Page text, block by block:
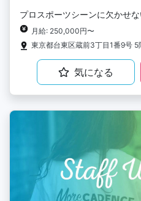
プロスポーツシーンに欠かせ
月給: 250,000円〜
東京都台東区蔵前3丁目1番9号 5
気になる